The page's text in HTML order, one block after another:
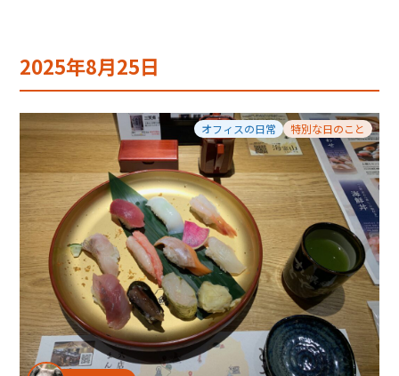
2025年8月25日
オフィスの日常 特別な日のこと